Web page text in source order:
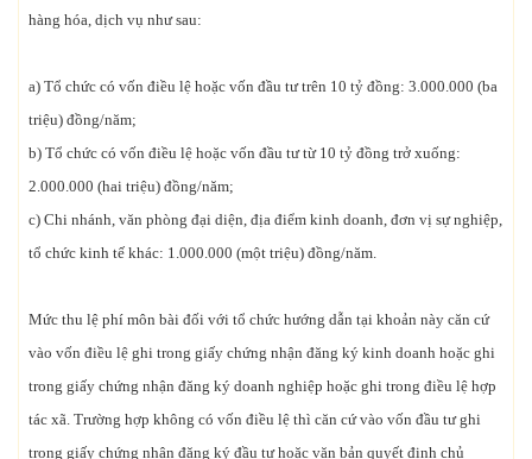
hàng hóa, dịch vụ như sau:
a) Tổ chức có vốn điều lệ hoặc vốn đầu tư trên 10 tỷ đồng: 3.000.000 (ba
triệu) đồng/năm;
b) Tổ chức có vốn điều lệ hoặc vốn đầu tư từ 10 tỷ đồng trở xuống:
2.000.000 (hai triệu) đồng/năm;
c) Chi nhánh, văn phòng đại diện, địa điểm kinh doanh, đơn vị sự nghiệp,
tổ chức kinh tế khác: 1.000.000 (một triệu) đồng/năm.
Mức thu lệ phí môn bài đối với tổ chức hướng dẫn tại khoản này căn cứ
vào vốn điều lệ ghi trong giấy chứng nhận đăng ký kinh doanh hoặc ghi
trong giấy chứng nhận đăng ký doanh nghiệp hoặc ghi trong điều lệ hợp
tác xã. Trường hợp không có vốn điều lệ thì căn cứ vào vốn đầu tư ghi
trong giấy chứng nhận đăng ký đầu tư hoặc văn bản quyết định chủ